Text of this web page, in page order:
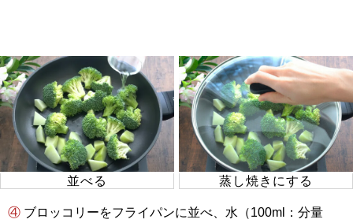
並べる 蒸し焼きにする
④ ブロッコリーをフライパンに並べ、水（100ml：分量